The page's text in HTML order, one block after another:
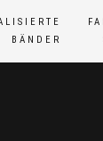
BÄNDER